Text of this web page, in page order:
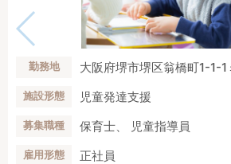
勤務地 大阪府堺市堺区翁橋町1-1-1
施設形態 児童発達支援
募集職種 保育士、 児童指導員
雇用形態 正社員